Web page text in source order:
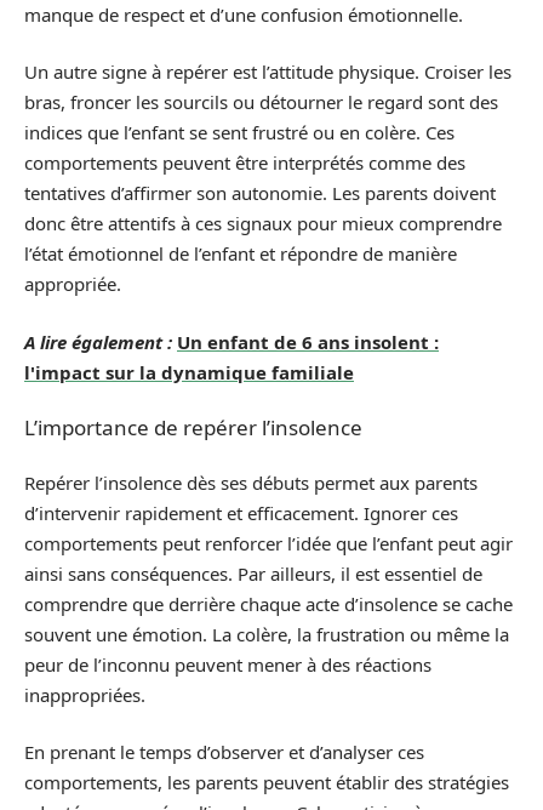
manque de respect et d’une confusion émotionnelle.
Un autre signe à repérer est l’attitude physique. Croiser les
bras, froncer les sourcils ou détourner le regard sont des
indices que l’enfant se sent frustré ou en colère. Ces
comportements peuvent être interprétés comme des
tentatives d’affirmer son autonomie. Les parents doivent
donc être attentifs à ces signaux pour mieux comprendre
l’état émotionnel de l’enfant et répondre de manière
appropriée.
A lire également : Un enfant de 6 ans insolent :
l'impact sur la dynamique familiale
L’importance de repérer l’insolence
Repérer l’insolence dès ses débuts permet aux parents
d’intervenir rapidement et efficacement. Ignorer ces
comportements peut renforcer l’idée que l’enfant peut agir
ainsi sans conséquences. Par ailleurs, il est essentiel de
comprendre que derrière chaque acte d’insolence se cache
souvent une émotion. La colère, la frustration ou même la
peur de l’inconnu peuvent mener à des réactions
inappropriées.
En prenant le temps d’observer et d’analyser ces
comportements, les parents peuvent établir des stratégies